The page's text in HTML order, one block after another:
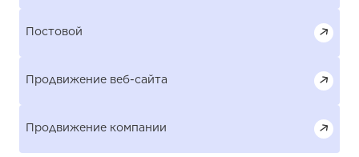
Постовой
Продвижение веб-сайта
Продвижение компании